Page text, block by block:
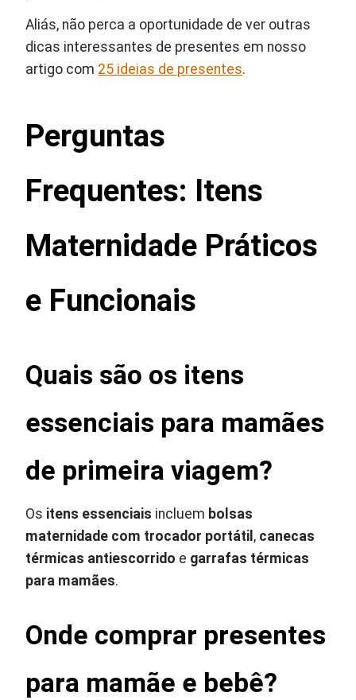
Aliás, não perca a oportunidade de ver outras
dicas interessantes de presentes em nosso
artigo com 25 ideias de presentes.
Perguntas
Frequentes: Itens
Maternidade Práticos
e Funcionais
Quais são os itens
essenciais para mamães
de primeira viagem?
Os itens essenciais incluem bolsas
maternidade com trocador portátil , canecas
térmicas antiescorrido e garrafas térmicas
para mamães.
Onde comprar presentes
para mamãe e bebê?